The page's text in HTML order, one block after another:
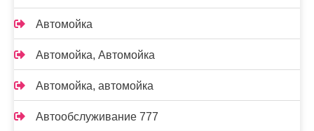
Автомойка
Автомойка, Автомойка
Автомойка, автомойка
Автообслуживание 777